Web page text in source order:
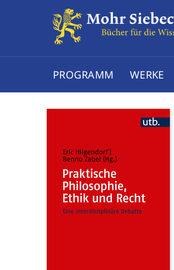
PROGRAMM WERKE